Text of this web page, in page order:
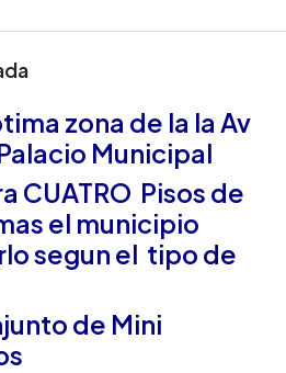
zona de la la Av
Municipal
CUATRO Pisos de
el municipio
segun el tipo de
de Mini